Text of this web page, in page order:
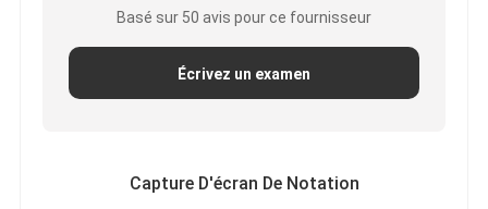
Basé sur 50 avis pour ce fournisseur
Écrivez un examen
Capture D'écran De Notation